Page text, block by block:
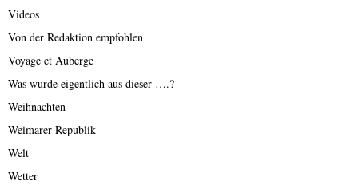
Videos
Von der Redaktion empfohlen
Voyage et Auberge
Was wurde eigentlich aus dieser ….?
Weihnachten
Weimarer Republik
Welt
Wetter